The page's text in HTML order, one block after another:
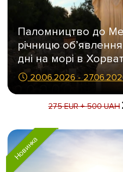
Паломництво до
річницю
дні на морі в
20.06.2026 -
275 EUR + 500 UAH
Новинка